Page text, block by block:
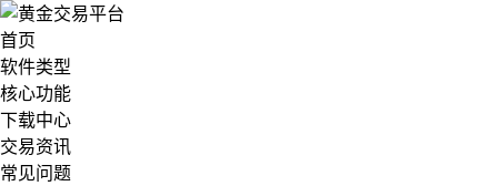
首页
软件类型
核心功能
下载中心
交易资讯
常见问题